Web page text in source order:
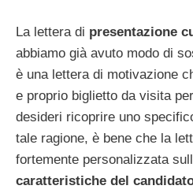
La lettera di presentazione
abbiamo già avuto modo di
è una lettera di motivazione
e proprio biglietto da visita
desideri ricoprire uno
tale ragione, è bene che la
fortemente personalizzata
caratteristiche del